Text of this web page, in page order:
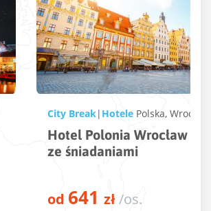
Polska,Wrocław
Wrocław – 4 dni pobytu